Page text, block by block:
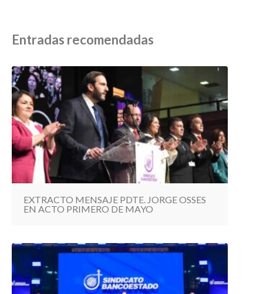
Entradas recomendadas
EXTRACTO MENSAJE PDTE. JORGE OSSES
EN ACTO PRIMERO DE MAYO